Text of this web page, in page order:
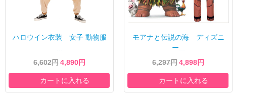
ハロウイン衣装 女子 動物服
6,602円4,890円
カートに入れる
モアナと伝説の海 ディズニ
ー...
6,297円4,898円
カートに入れる